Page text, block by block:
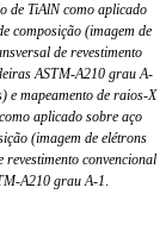
de TiAlN como aplicado
composição (imagem de
de revestimento
ASTM-A210 grau A-
e mapeamento de raios-X
aplicado sobre aço
(imagem de elétrons
convencional
A210 grau A-1.